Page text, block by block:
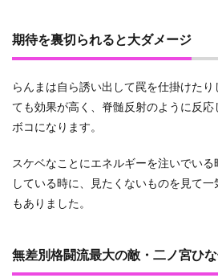
期待を裏切られると大ダメージ
らんまは自ら誘い出して罠を仕掛けた
ても効果が高く、脊髄反射のように反
ボコになります。
スケベなことにエネルギーを注いでい
している時に、見たくないものを見て
もありました。
無差別格闘流最大の敵・二ノ宮ひ